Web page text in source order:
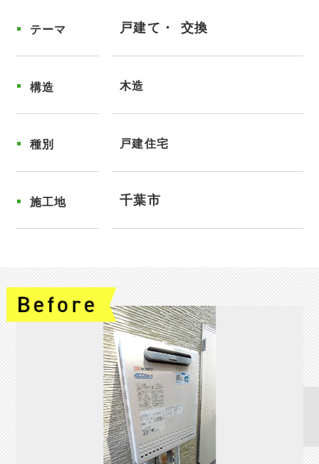
テーマ 戸建て 交換
構造 木造
種別 戸建住宅
施工地 千葉市